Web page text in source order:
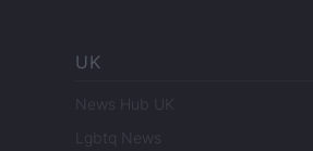
UK
News Hub UK
Lgbtq News